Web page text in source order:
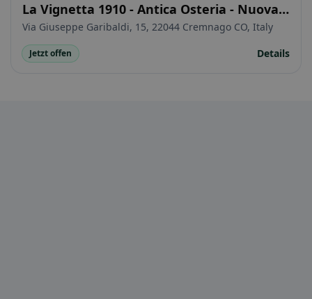
La Vignetta 1910 - Antica Osteria - Nuova
gestione
Via Giuseppe Garibaldi, 15, 22044 Cremnago CO, Italy
Jetzt offen Details